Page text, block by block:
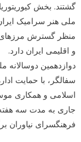
گشتند. ️بخش
ملی هنر سرامیک
منظر گسترش مرزهای
و اقلیمی ایران دارد.
دوازدهمین دوسالانه
سفالگر، با حمایت
اسلامی و همکاری
جاری به مدت سه
فرهنگسرای نیاوران